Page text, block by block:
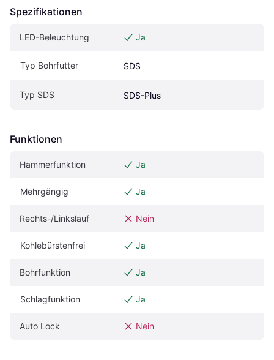
Spezifikationen
LED-Beleuchtung Ja
Typ Bohrfutter SDS
Typ SDS SDS-Plus
Funktionen
Hammerfunktion Ja
Mehrgängig Ja
Rechts-/Linkslauf Nein
Kohlebürstenfrei Ja
Bohrfunktion Ja
Schlagfunktion Ja
Auto Lock Nein